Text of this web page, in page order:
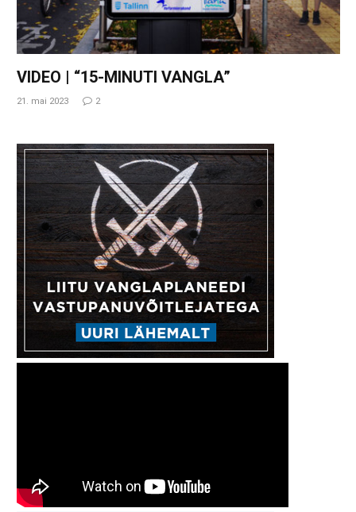
VIDEO | “15-MINUTI VANGLA”
21. mai 2023 2